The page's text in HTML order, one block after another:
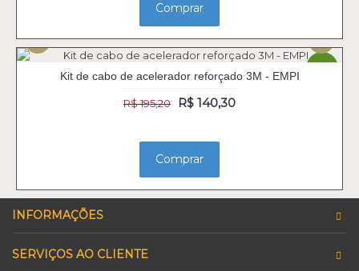
Comprar
Kit de cabo de acelerador reforçado 3M - EMPI
R$ 195,20 R$ 140,30
Comprar
INFORMAÇÕES
SERVIÇOS AO CLIENTE